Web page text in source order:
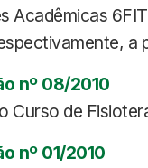
Acadêmicas
a
nº 08/2010
Curso de
nº 01/2010